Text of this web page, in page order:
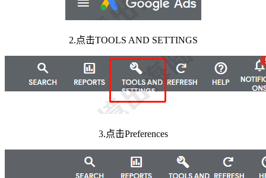
2.点击TOOLS AND SETTINGS
3.点击Preferences